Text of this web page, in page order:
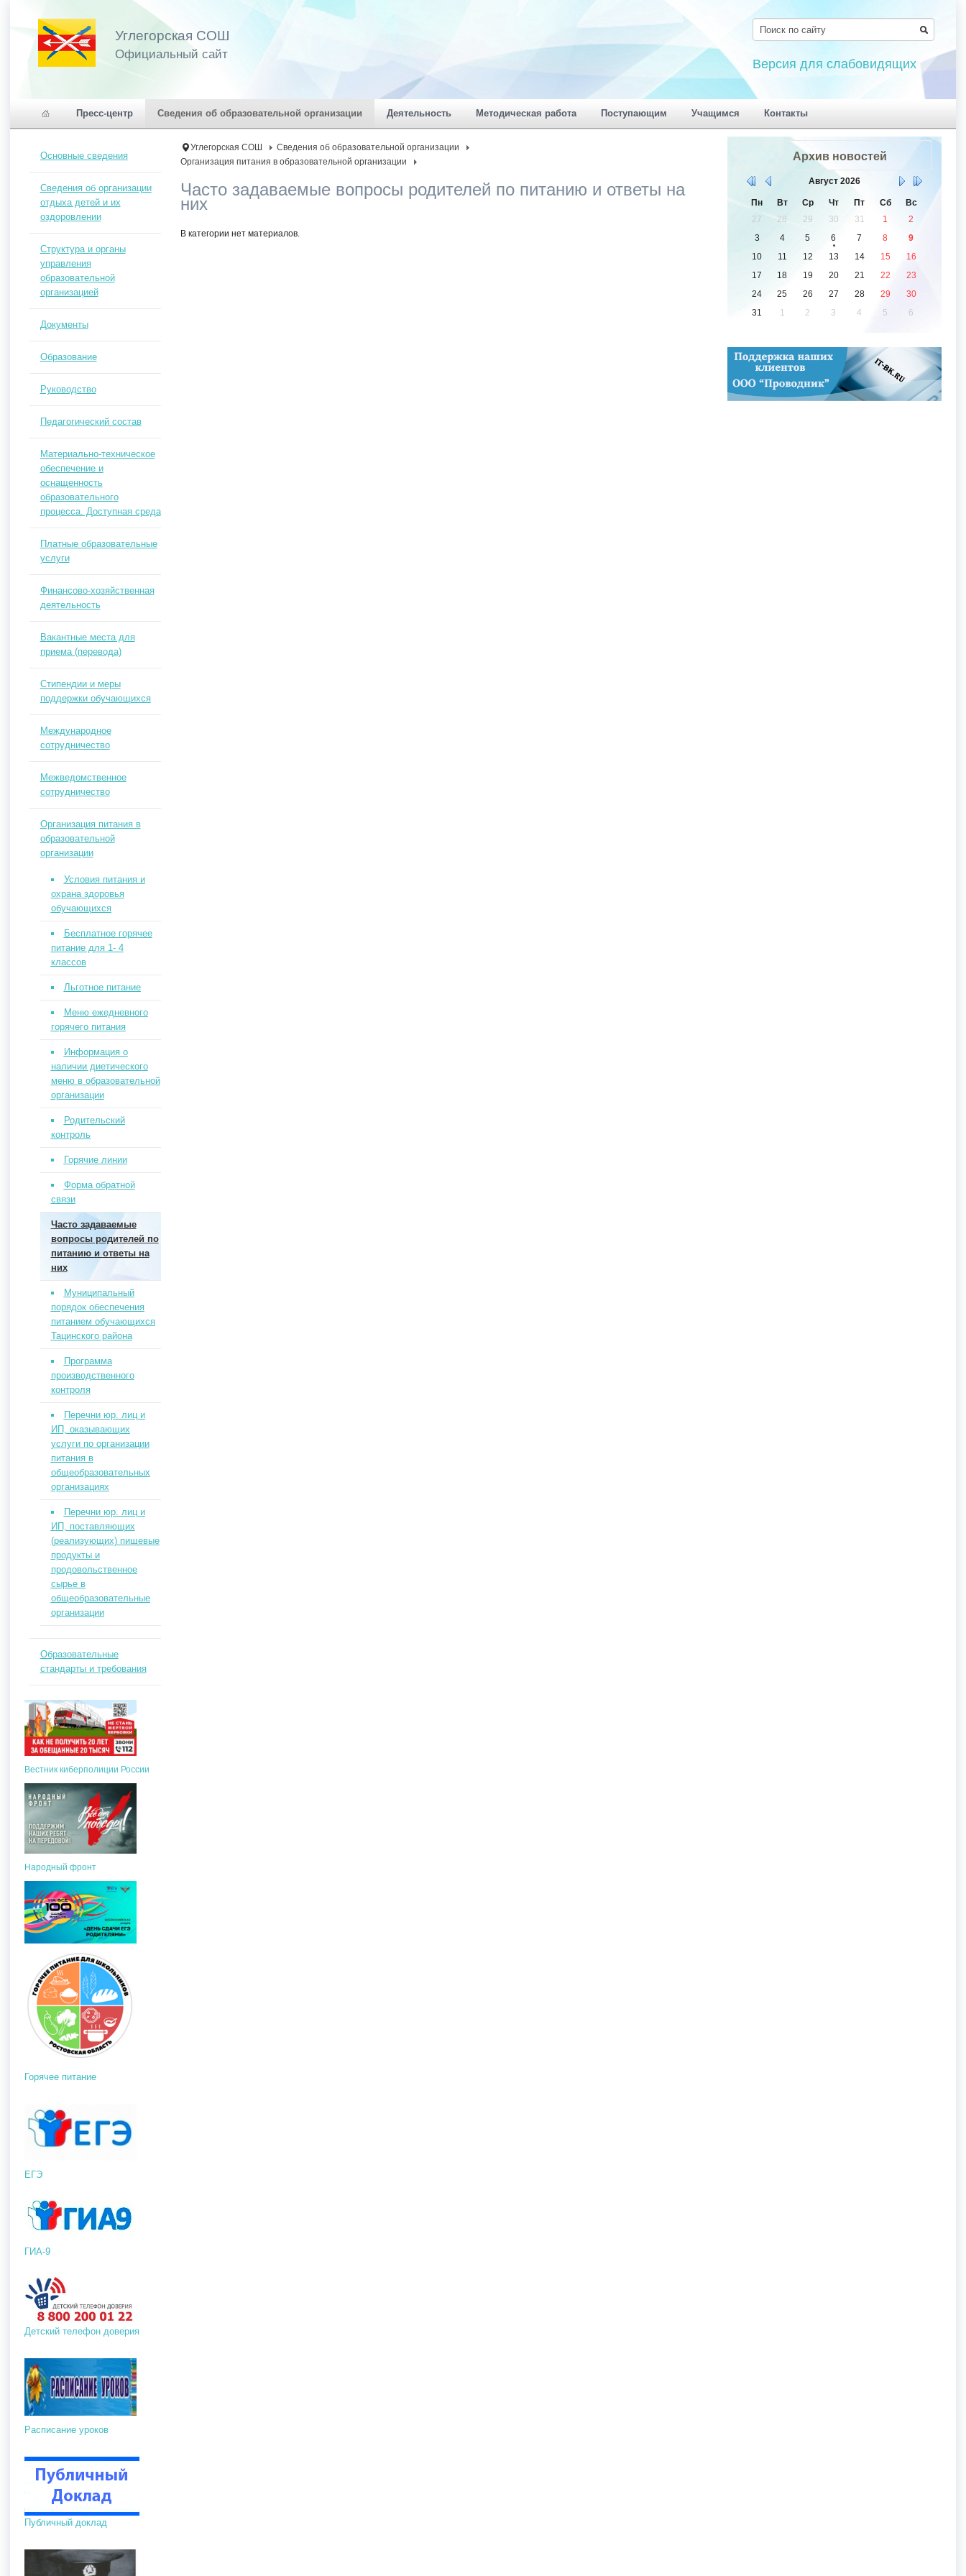
Углегорская СОШ
Официальный сайт
Версия для слабовидящих
Пресс-центр Сведения об образовательной организации Деятельность Методическая работа Поступающим Учащимся Контакты
Углегорская СОШ
Сведения об образовательной организации
Организация питания в образовательной организации
Часто задаваемые вопросы родителей по питанию и ответы на
них
В категории нет материалов.
Основные сведения
Сведения об организации
отдыха детей и их
оздоровлении
Структура и органы
управления
образовательной
организацией
Документы
Образование
Руководство
Педагогический состав
Материально-техническое
обеспечение и
оснащенность
образовательного
процесса. Доступная среда
Платные образовательные
услуги
Финансово-хозяйственная
деятельность
Вакантные места для
приема (перевода)
Стипендии и меры
поддержки обучающихся
Международное
сотрудничество
Межведомственное
сотрудничество
Организация питания в
образовательной
организации
Условия питания и
охрана здоровья
обучающихся
Бесплатное горячее
питание для 1- 4
классов
Льготное питание
Меню ежедневного
горячего питания
Информация о
наличии диетического
меню в образовательной
организации
Родительский
контроль
Горячие линии
Форма обратной
связи
Часто задаваемые
вопросы родителей по
питанию и ответы на
них
Муниципальный
порядок обеспечения
питанием обучающихся
Тацинского района
Программа
производственного
контроля
Перечни юр. лиц и
ИП, оказывающих
услуги по организации
питания в
общеобразовательных
организациях
Перечни юр. лиц и
ИП, поставляющих
(реализующих) пищевые
продукты и
продовольственное
сырье в
общеобразовательные
организации
Образовательные
стандарты и требования
Вестник киберполиции России
Народный фронт
Горячее питание
ЕГЭ
ГИА-9
Детский телефон доверия
Расписание уроков
Публичный доклад
Архив новостей
Август 2026
Пн Вт Ср Чт Пт Сб
Вс
27
28 29 30 31 1
2
3
4 5 6 7 8
9
10
11 12 13 14 15
16
17
18 19 20 21 22
23
24
25 26 27 28 29
30
31
1 2 3 4 5 6